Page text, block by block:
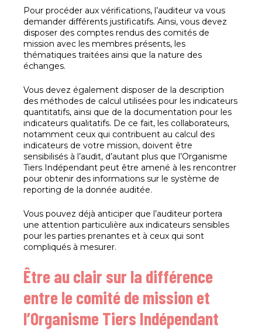
Pour procéder aux vérifications, l’auditeur va vous
demander différents justificatifs. Ainsi, vous devez
disposer des comptes rendus des comités de
mission avec les membres présents, les
thématiques traitées ainsi que la nature des
échanges.
Vous devez également disposer de la description
des méthodes de calcul utilisées pour les indicateurs
quantitatifs, ainsi que de la documentation pour les
indicateurs qualitatifs. De ce fait, les collaborateurs,
notamment ceux qui contribuent au calcul des
indicateurs de votre mission, doivent être
sensibilisés à l’audit, d’autant plus que l’Organisme
Tiers Indépendant peut être amené à les rencontrer
pour obtenir des informations sur le système de
reporting de la donnée auditée.
Vous pouvez déjà anticiper que l’auditeur portera
une attention particulière aux indicateurs sensibles
pour les parties prenantes et à ceux qui sont
compliqués à mesurer.
Être au clair sur la différence
entre le comité de mission et
l’Organisme Tiers Indépendant